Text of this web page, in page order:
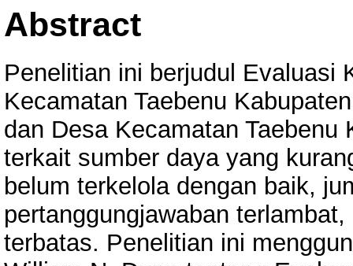
Abstract
Penelitian ini berjudul Evaluasi
Kecamatan Taebenu
dan Desa Kecamatan
terkait sumber daya yang
belum terkelola dengan baik,
pertanggungjawaban
terbatas. Penelitian ini